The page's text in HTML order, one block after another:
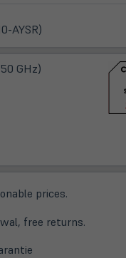
AYSR)
GHz)
prices.
free returns.